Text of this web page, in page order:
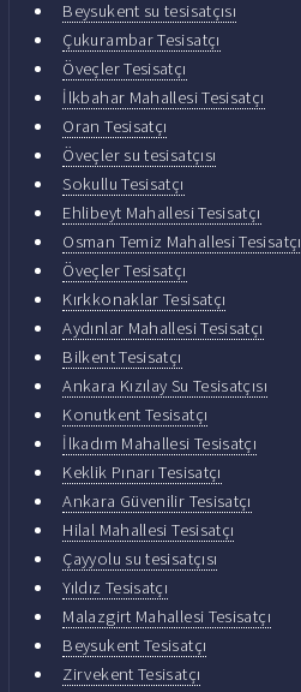
Beysukent su tesisatçısı
Çukurambar Tesisatçı
Öveçler Tesisatçı
İlkbahar Mahallesi Tesisatçı
Oran Tesisatçı
Öveçler su tesisatçısı
Sokullu Tesisatçı
Ehlibeyt Mahallesi Tesisatçı
Osman Temiz Mahallesi Tesisatçı
Öveçler Tesisatçı
Kırkkonaklar Tesisatçı
Aydınlar Mahallesi Tesisatçı
Bilkent Tesisatçı
Ankara Kızılay Su Tesisatçısı
Konutkent Tesisatçı
İlkadım Mahallesi Tesisatçı
Keklik Pınarı Tesisatçı
Ankara Güvenilir Tesisatçı
Hilal Mahallesi Tesisatçı
Çayyolu su tesisatçısı
Yıldız Tesisatçı
Malazgirt Mahallesi Tesisatçı
Beysukent Tesisatçı
Zirvekent Tesisatçı